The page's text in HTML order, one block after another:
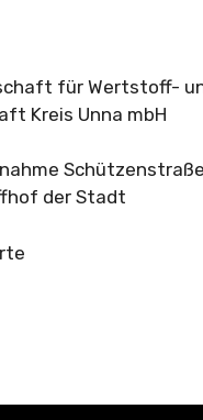
für Wertstoff-
Kreis Unna mbH
der Stadt